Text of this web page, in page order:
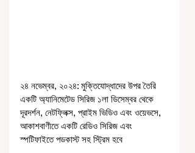
২৪ নভেম্বর, ২০২৪: মুক্তিযোদ্ধাদের উপর তৈরি
একটি অ্যানিমেটেড সিরিজ ১লা ডিসেম্বর থেকে
দূরদর্শন, নেটফ্লিক্স, প্রাইম ভিডিও এবং ওয়েভসে,
আকাশবাণীতে একটি রেডিও সিরিজ এবং
স্পটিফাইতে পডকাস্ট সহ স্ট্রিম হবে